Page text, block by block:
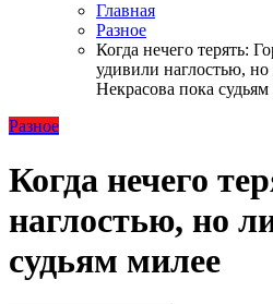
Главная
Разное
Когда нечего терять:
удивили наглостью,
Некрасова пока
Разное
Когда нечего
наглостью, но
судьям милее